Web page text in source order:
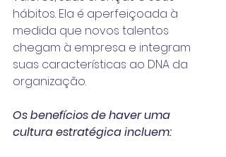
hábitos. Ela é aperfeiçoada à
medida que novos talentos
chegam à empresa e integram
suas características ao DNA da
organização.
Os benefícios de haver uma
cultura estratégica incluem: